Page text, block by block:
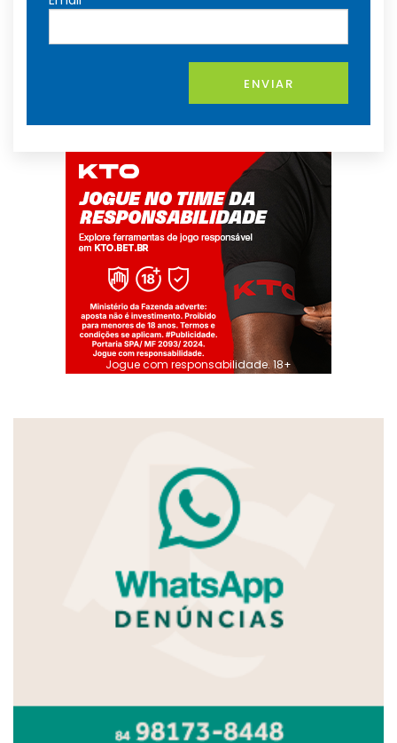
ENVIAR
Jogue com responsabilidade. 18+